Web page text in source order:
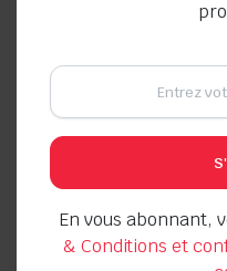
LAME DE SCIE A METAUX
1.000CFA
CFA
En vous abonnant,
& Conditions et